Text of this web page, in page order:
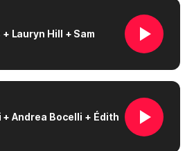
Lauryn Hill + Sam
Andrea Bocelli + Édith